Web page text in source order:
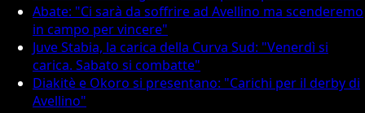
Abate: "Ci sarà da soffrire ad Avellino ma scenderemo
in campo per vincere"
Juve Stabia, la carica della Curva Sud: "Venerdì si
carica. Sabato si combatte"
Diakitè e Okoro si presentano: "Carichi per il derby di
Avellino"